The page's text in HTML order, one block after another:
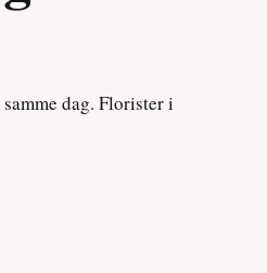
dag. Florister i